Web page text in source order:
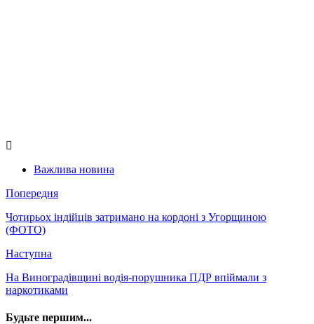
Важлива новина
Попередня
Чотирьох індійців затримано на кордоні з Угорщиною
(ФОТО)
Наступна
На Виноградівщині водія-порушника ПДР впіймали з
наркотиками
Будьте першим...